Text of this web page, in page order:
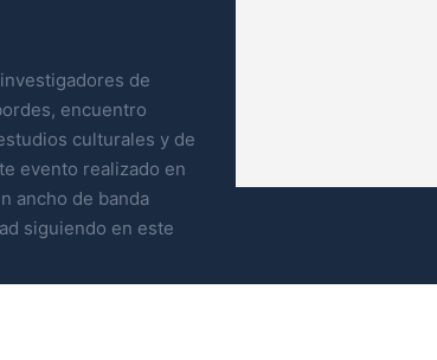
de
encuentro
culturales y de
evento realizado en
ancho de banda
siguiendo en este